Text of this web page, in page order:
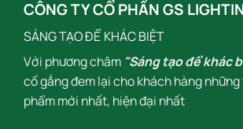
CÔNG TY CỔ PHẦN GS
SÁNG TẠO ĐỂ KHÁC BIỆT
Với phương châm "Sáng tạo để khác
cố gắng đem lại cho khách hàng
phẩm mới nhất, hiện đại nhất